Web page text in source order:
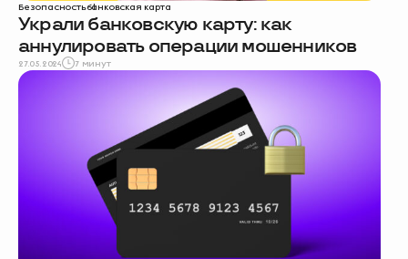
Безопасностьбанковская карта
Украли банковскую карту: как
аннулировать операции мошенников
27.05.2024 7 минут